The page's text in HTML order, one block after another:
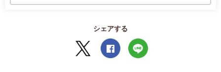
シェアする